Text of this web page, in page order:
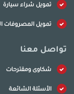
تمويل شراء سيارة
تمويل المصروفات
تواصل معنا
شكاوى ومقترحات
الأسئلة الشائعة